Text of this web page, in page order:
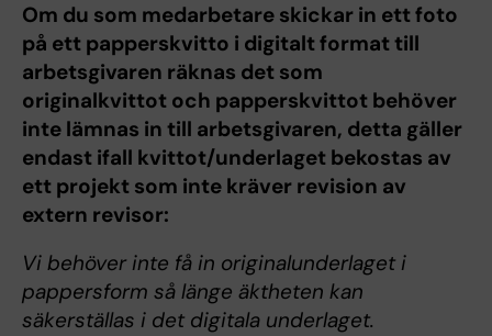
Om du som medarbetare skickar in ett foto
på ett papperskvitto i digitalt format till
arbetsgivaren räknas det som
originalkvittot och papperskvittot behöver
inte lämnas in till arbetsgivaren, detta gäller
endast ifall kvittot/underlaget bekostas av
ett projekt som inte kräver revision av
extern revisor:
Vi behöver inte få in originalunderlaget i
pappersform så länge äktheten kan
säkerställas i det digitala underlaget.